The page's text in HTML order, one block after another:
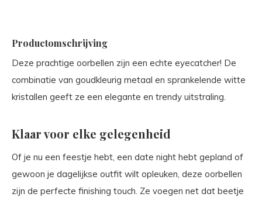
Productomschrijving
Deze prachtige oorbellen zijn een echte eyecatcher! De
combinatie van goudkleurig metaal en sprankelende witte
kristallen geeft ze een elegante en trendy uitstraling.
Klaar voor elke gelegenheid
Of je nu een feestje hebt, een date night hebt gepland of
gewoon je dagelijkse outfit wilt opleuken, deze oorbellen
zijn de perfecte finishing touch. Ze voegen net dat beetje